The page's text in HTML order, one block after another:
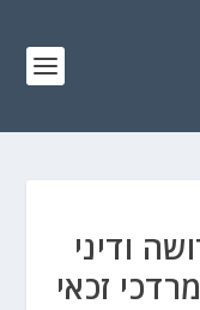
ודיני
זכאי